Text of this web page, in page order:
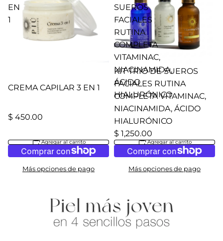
EN
1
CREMA CAPILAR 3 EN 1
$ 450.00
Agregar al carrito
Más opciones de pago
SUEROS
FACIALES
RUTINA
COMPLETA
VITAMINAC,
NIACINAMIDA,
ÁCIDO
HIALURÓNICO
KIT TRIO DE SUEROS
FACIALES RUTINA
COMPLETA VITAMINAC,
NIACINAMIDA, ÁCIDO
HIALURÓNICO
$ 1,250.00
Agregar al carrito
Más opciones de pago